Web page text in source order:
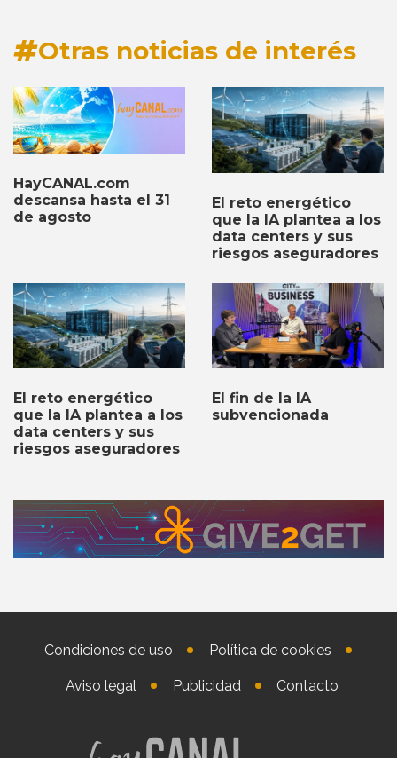
Otras noticias de interés
HayCANAL.com
descansa hasta el 31
de agosto
El reto energético
que la IA plantea a los
data centers y sus
riesgos aseguradores
El reto energético
que la IA plantea a los
data centers y sus
riesgos aseguradores
El fin de la IA
subvencionada
Condiciones de uso Política de cookies
Aviso legal Publicidad Contacto